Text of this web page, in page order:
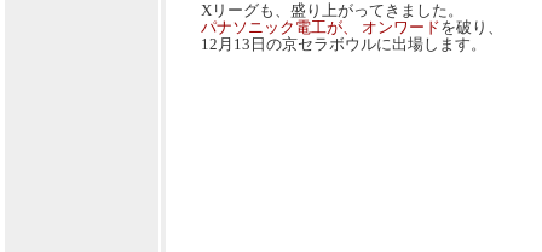
Xリーグも、盛り上がってきました。
パナソニック電工が、 オンワードを破り、
12月13日の京セラボウルに出場します。